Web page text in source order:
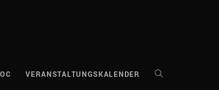
VERANSTALTUNGSKALENDER WEBSITE-